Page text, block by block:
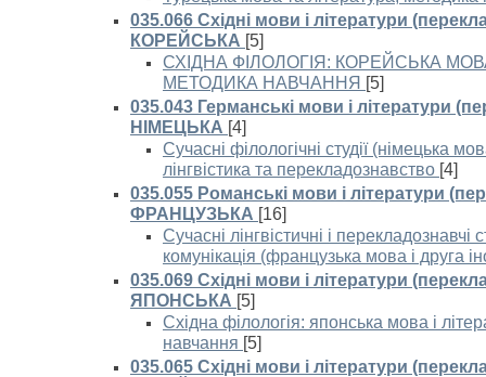
035.066 Східні мови і літератури
КОРЕЙСЬКА [5]
СХІДНА ФІЛОЛОГІЯ: КОРЕЙСЬКА
МЕТОДИКА НАВЧАННЯ [5]
035.043 Германські мови і літератури
НІМЕЦЬКА [4]
Сучасні філологічні студії (німецька
лінгвістика та перекладознавство [4]
035.055 Романські мови і літератури
ФРАНЦУЗЬКА [16]
Сучасні лінгвістичні і перекладознавчі
комунікація (французька мова і друга
035.069 Східні мови і літератури
ЯПОНСЬКА [5]
Східна філологія: японська мова і
навчання [5]
035.065 Східні мови і літератури